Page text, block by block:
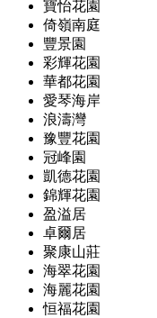
寶怡花園
倚嶺南庭
豐景園
彩輝花園
華都花園
愛琴海岸
浪濤灣
豫豐花園
冠峰園
凱德花園
錦輝花園
盈溢居
卓爾居
聚康山莊
海翠花園
海麗花園
恒福花園